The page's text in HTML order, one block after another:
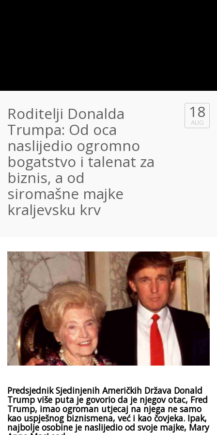
Roditelji Donalda
Trumpa: Od oca
naslijedio ogromno
bogatstvo i talenat za
biznis, a od
siromašne majke
kraljevsku krv
18
AUG
Predsjednik Sjedinjenih Američkih Država Donald
Trump više puta je govorio da je njegov otac, Fred
Trump, imao ogroman utjecaj na njega ne samo
kao uspješnog biznismena, već i kao čovjeka. Ipak,
najbolje osobine je naslijedio od svoje majke, Mary